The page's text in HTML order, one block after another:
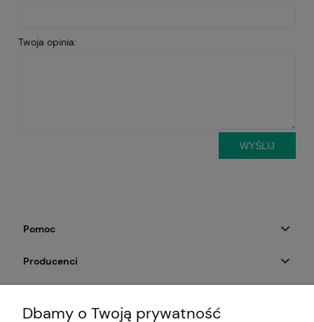
Twoja opinia:
WYŚLIJ
Pomoc
Producenci
Dbamy o Twoją prywatność